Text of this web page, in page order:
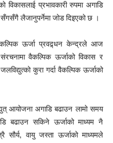
विकासलाई प्रभावकारी रुपमा अगाडि
सँगसँगै लैजानुपर्नेमा जोड दिइएको छ ।
ऊर्जा प्रवद्र्धन केन्द्रले आज
वैकल्पिक ऊर्जाको विकास र
कुरा गर्दा वैकल्पिक ऊर्जाको
आयोजना अगाडि बढाउन लामो समय
बढाउन सकिने ऊर्जाको माध्यम नै
सौर्य, वायु जस्ता ऊर्जाको माध्यमले